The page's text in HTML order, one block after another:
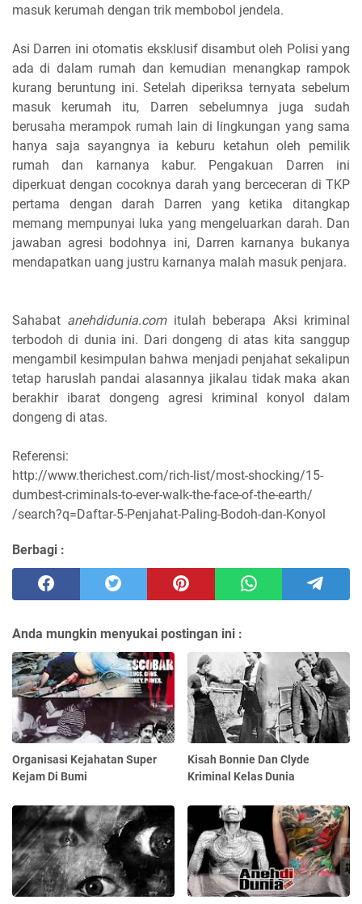
masuk kerumah dengan trik membobol jendela.
Asi Darren ini otomatis eksklusif disambut oleh Polisi yang
ada di dalam rumah dan kemudian menangkap rampok
kurang beruntung ini. Setelah diperiksa ternyata sebelum
masuk kerumah itu, Darren sebelumnya juga sudah
berusaha merampok rumah lain di lingkungan yang sama
hanya saja sayangnya ia keburu ketahun oleh pemilik
rumah dan karnanya kabur. Pengakuan Darren ini
diperkuat dengan cocoknya darah yang berceceran di TKP
pertama dengan darah Darren yang ketika ditangkap
memang mempunyai luka yang mengeluarkan darah. Dan
jawaban agresi bodohnya ini, Darren karnanya bukanya
mendapatkan uang justru karnanya malah masuk penjara.
Sahabat anehdidunia.comitulah beberapa Aksi kriminal
terbodoh di dunia ini. Dari dongeng di atas kita sanggup
mengambil kesimpulan bahwa menjadi penjahat sekalipun
tetap haruslah pandai alasannya jikalau tidak maka akan
berakhir ibarat dongeng agresi kriminal konyol dalam
dongeng di atas.
Referensi:
http://www.therichest.com/rich-list/most-shocking/15-
dumbest-criminals-to-ever-walk-the-face-of-the-earth/
/search?q=Daftar-5-Penjahat-Paling-Bodoh-dan-Konyol
Berbagi :
Anda mungkin menyukai postingan ini :
Organisasi Kejahatan Super
Kejam Di Bumi
Kisah Bonnie Dan Clyde
Kriminal Kelas Dunia